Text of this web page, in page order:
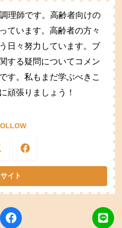
理師です。高齢者向けの
ています。高齢者の方々
日々努力しています。ブ
する疑問についてコメン
す。私もまだ学ぶべきこ
頑張りましょう！